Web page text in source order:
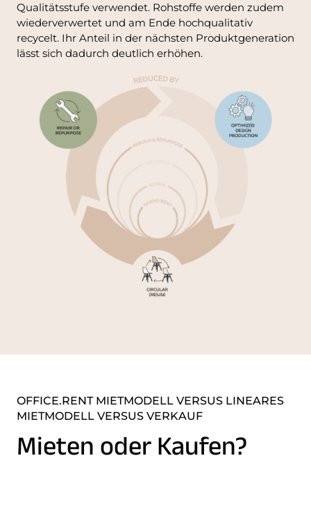
Qualitätsstufe verwendet. Rohstoffe werden zudem
wiederverwertet und am Ende hochqualitativ
recycelt. Ihr Anteil in der nächsten Produktgeneration
lässt sich dadurch deutlich erhöhen.
OFFICE.RENT MIETMODELL VERSUS LINEARES
MIETMODELL VERSUS VERKAUF
Mieten oder Kaufen?